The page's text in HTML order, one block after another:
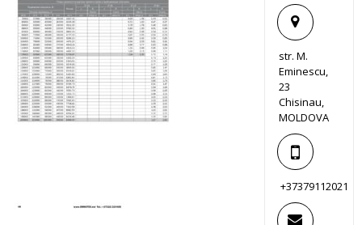
str. M.
Eminescu,
23
Chisinau,
MOLDOVA
+37379112021